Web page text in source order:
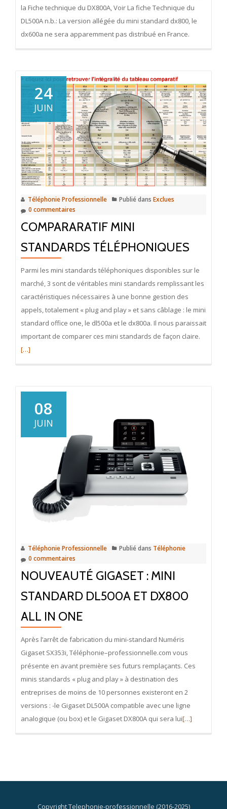
la Fiche technique du DX800A, Voir La fiche Technique du
DL500A n.b.: La version allégée du mini standard dx800, le
dx600a ne sera apparemment pas distribué en France.
24
JUIN
Téléphonie Professionnelle Publié dans Exclues
0 commentaires
COMPARARATIF MINI
STANDARDS TÉLÉPHONIQUES
Parmi les mini standards téléphoniques disponibles sur le
marché, 3 sont de véritables mini standards remplissant les
caractéristiques nécessaires à une bonne gestion des
appels, totalement « plug and play » et sans câblage : le mini
standard office one, le dl500a et le dx800a. Il nous paraissait
important de comparer ces mini standards de façon claire.
[…]
08
JUIN
Téléphonie Professionnelle Publié dans Téléphonie
0 commentaires
NOUVEAUTÉ GIGASET : MINI
STANDARD DL500A ET DX800
ALL IN ONE
Après l’arrêt de fabrication du mini-standard Numéris
Gigaset SX353i, Téléphonie–professionnelle.com vous
présente en avant première ses futurs remplaçants. Ces
minis standards « plug and play » à destination des
entreprises de moins de 10 personnes existeront en 2
versions : -le Gigaset DL500A compatible avec une ligne
analogique (ou box) et le Gigaset DX800A qui sera luiEn
:
[…]
Copyright Telephonie-professionnelle (2016-2025)